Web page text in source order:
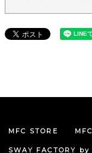
MFC STORE
SWAY FACTORY by